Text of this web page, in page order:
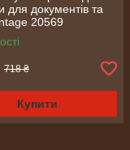
для документів та
20569
718 ₴
Купити